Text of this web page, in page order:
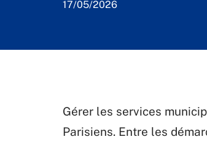
17/05/2026
Gérer les services
Parisiens. Entre les